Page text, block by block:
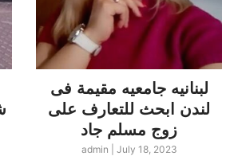
لبنانيه جامعيه مقيمة فى
لندن ابحث للتعارف على
زوج مسلم جاد
admin July 18, 2023